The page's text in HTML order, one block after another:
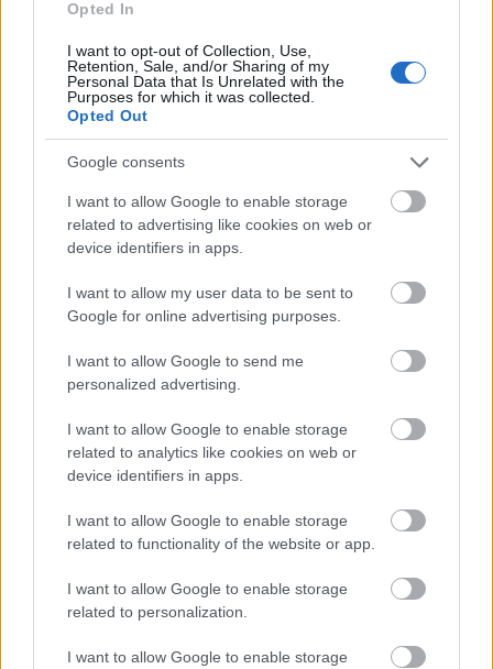
Opted In
I want to opt-out of Collection, Use,
Retention, Sale, and/or Sharing of my
Personal Data that Is Unrelated with the
Purposes for which it was collected.
Opted Out
Google consents
I want to allow Google to enable storage
related to advertising like cookies on web or
device identifiers in apps.
I want to allow my user data to be sent to
Google for online advertising purposes.
I want to allow Google to send me
personalized advertising.
I want to allow Google to enable storage
related to analytics like cookies on web or
device identifiers in apps.
I want to allow Google to enable storage
related to functionality of the website or app.
I want to allow Google to enable storage
related to personalization.
I want to allow Google to enable storage